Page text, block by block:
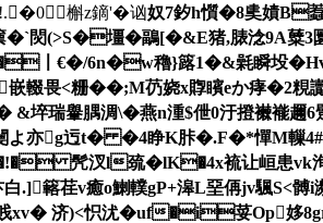
槲z鏑'�讻奴7釸 h懫�8奊嫧B
焛(>S�壃�鶝[�&E猪,脿淰9A糵
〡€�/6n�w穭}簬1�&氉瞬坄
畏<粣��;M芿娆x賯矉eか 痚�2粯
轝腢淍\�燕n湩$伳0汙撜襋褦趰6
よ亦g迃t� �4睁K胩�.F�*憚M轈
髠汊l巯�lK�4x裗让峘患
簵荏v癒o鯻轐gP+滜L堊侢jv颿S<髆i
贱xv� 济)<怾沋�uf�i荽Op姼